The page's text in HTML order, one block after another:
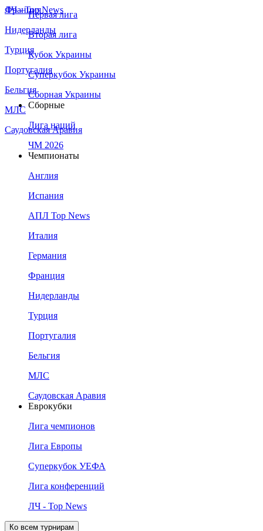
Франция
Нидерланды
Турция
Португалия
Бельгия
МЛС
Саудовская Аравия
ЛЧ - Top News
Первая лига
Вторая лига
Кубок Украины
Суперкубок Украины
Сборная Украины
Сборные
Лига наций
ЧМ 2026
Чемпионаты
Англия
Испания
АПЛ Top News
Италия
Германия
Франция
Нидерланды
Турция
Португалия
Бельгия
МЛС
Саудовская Аравия
Еврокубки
Лига чемпионов
Лига Европы
Суперкубок УЕФА
Лига конференций
ЛЧ - Top News
Ко всем турнирам